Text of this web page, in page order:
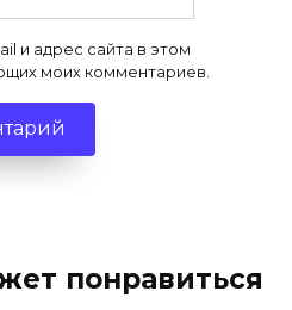
и адрес сайта в этом
моих комментариев.
понравиться